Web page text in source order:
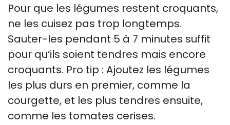
Pour que les légumes restent croquants,
ne les cuisez pas trop longtemps.
Sauter-les pendant 5 à 7 minutes suffit
pour qu’ils soient tendres mais encore
croquants. Pro tip : Ajoutez les légumes
les plus durs en premier, comme la
courgette, et les plus tendres ensuite,
comme les tomates cerises.